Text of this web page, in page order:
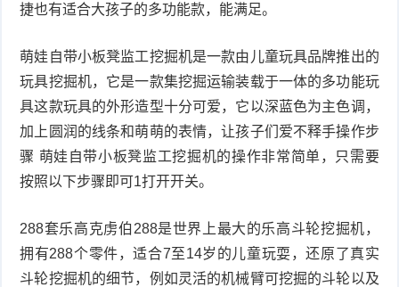
捷也有适合大孩子的多功能款，能满足。
萌娃自带小板凳监工挖掘机是一款由儿童玩具品牌推出的
玩具挖掘机，它是一款集挖掘运输装载于一体的多功能玩
具这款玩具的外形造型十分可爱，它以深蓝色为主色调，
加上圆润的线条和萌萌的表情，让孩子们爱不释手操作步
骤 萌娃自带小板凳监工挖掘机的操作非常简单，只需要
按照以下步骤即可1打开开关。
288套乐高克虏伯288是世界上最大的乐高斗轮挖掘机，
拥有288个零件，适合7至14岁的儿童玩耍，还原了真实
斗轮挖掘机的细节，例如灵活的机械臂可挖掘的斗轮以及